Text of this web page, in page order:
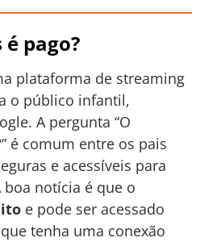
é pago?
plataforma de streaming
o público infantil,
A pergunta “O
é comum entre os pais
e acessíveis para
notícia é que o
e pode ser acessado
tenha uma conexão